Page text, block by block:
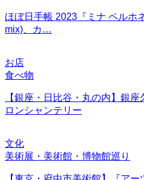
ほぼ日手帳 2023『ミナ ペルホ
mix)、カ…
お店
食べ物
【銀座・日比谷・丸の内】銀
ロンシャンテリー
文化
美術展・美術館・博物館巡り